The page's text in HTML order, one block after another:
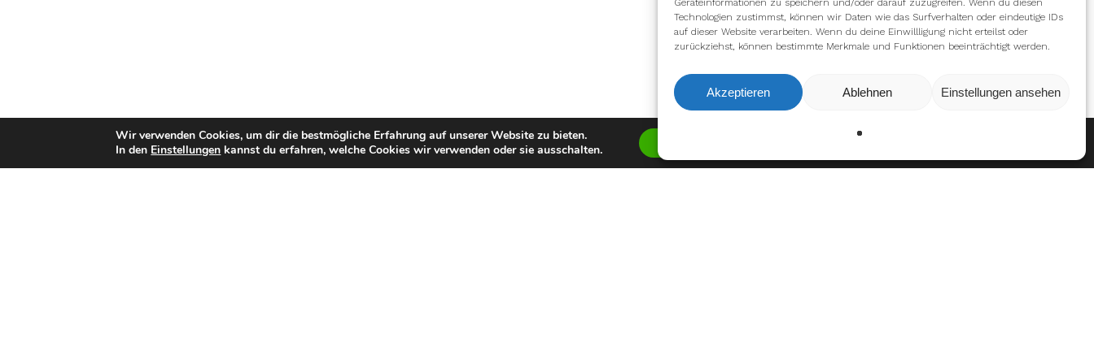
Geräteinformationen zu speichern und/oder darauf zuzugreifen. Wenn du diesen
Technologien zustimmst, können wir Daten wie das Surfverhalten oder eindeutige IDs
auf dieser Website verarbeiten. Wenn du deine Einwillligung nicht erteilst oder
zurückziehst, können bestimmte Merkmale und Funktionen beeinträchtigt werden.
Akzeptieren Ablehnen Einstellungen ansehen
Wir verwenden Cookies, um dir die bestmögliche Erfahrung auf unserer Website zu bieten.
In den Einstellungen kannst du erfahren, welche Cookies wir verwenden oder sie ausschalten.